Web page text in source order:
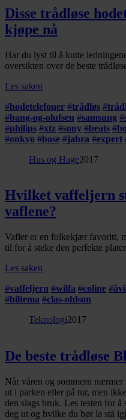
Disse trådløse
kjøpe nå
Har du lyst til å kutte
oversikten over de beste
Les saken
#hodetelefoner #trådløs #
#bang-og-olufsen #samsung #
#philips #xtz #sony #beats #
#onkyo #bose #jabra #expert
Hus og Hage2017
Hvilket vaffeljern
vaflene?
Vafler er en folkekjær favoritt,
til for å steke den perfekte
Les saken
#vaffeljern #wilfa #coline #
#biltema #clas-ohlson
Teknologi2017
De beste trådløse
Når våren og sommern
ut i parken eller på tur, men
den slags bruk. Les testen for
deg ut og hvilke du bør la stå